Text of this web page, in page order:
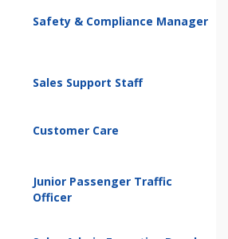
Safety & Compliance Manager
Sales Support Staff
Customer Care
Junior Passenger Traffic
Officer